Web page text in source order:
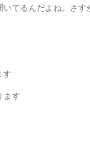
てるんだよね。さす
す
ます